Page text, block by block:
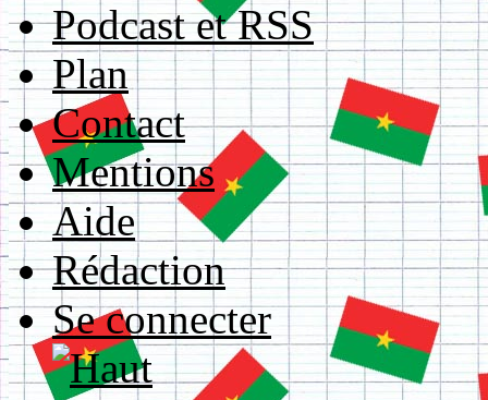
Podcast et RSS
Plan
Contact
Mentions
Aide
Rédaction
Se connecter